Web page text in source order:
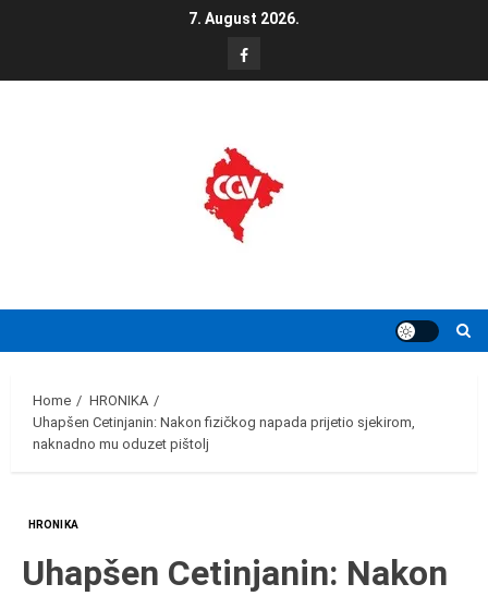
7. August 2026.
FB
Home
HRONIKA
Uhapšen Cetinjanin: Nakon fizičkog napada prijetio sjekirom,
naknadno mu oduzet pištolj
HRONIKA
Uhapšen Cetinjanin: Nakon